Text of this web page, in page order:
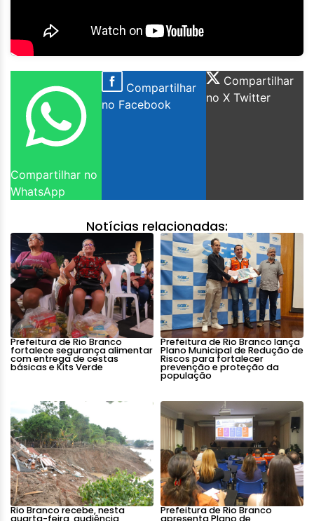
Compartilhar no
WhatsApp
Compartilhar
no Facebook
Compartilhar
no X Twitter
Notícias relacionadas:
Prefeitura de Rio Branco
fortalece segurança alimentar
com entrega de cestas
básicas e Kits Verde
Prefeitura de Rio Branco lança
Plano Municipal de Redução de
Riscos para fortalecer
prevenção e proteção da
população
Rio Branco recebe, nesta
quarta-feira, audiência
Prefeitura de Rio Branco
apresenta Plano de